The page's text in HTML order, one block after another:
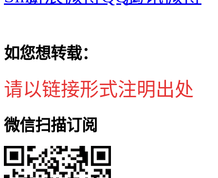
如您想转载：
请以链接形式注明出处
微信扫描订阅